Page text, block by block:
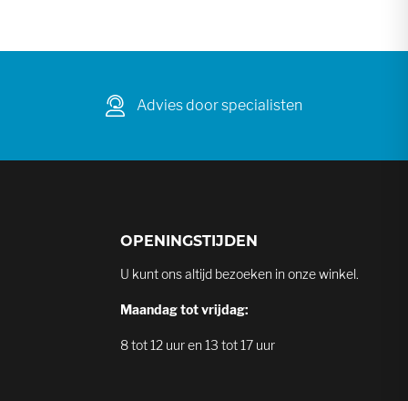
Advies door specialisten
OPENINGSTIJDEN
U kunt ons altijd bezoeken in onze winkel.
Maandag tot vrijdag:
8 tot 12 uur en 13 tot 17 uur